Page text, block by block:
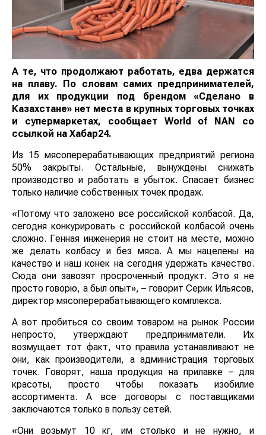
А те, что продолжают работать, едва держатся
на плаву. По словам самих предпринимателей,
для их продукции под брендом «Сделано в
Казахстане» нет места в крупных торговых точках
и супермаркетах, сообщает World of NAN со
ссылкой на Хабар24.
Из 15 мясоперерабатывающих предприятий региона
50% закрыты. Остальные, вынуждены снижать
производство и работать в убыток. Спасает бизнес
только наличие собственных точек продаж.
«Потому что заложено все российской колбасой. Да,
сегодня конкурировать с российской колбасой очень
сложно. Генная инженерия не стоит на месте, можно
же делать колбасу и без мяса. А мы нацелены на
качество и наш конек на сегодня удержать качество.
Сюда они завозят просроченный продукт. Это я не
просто говорю, а был опыт», – говорит Серик Ильясов,
директор мясоперерабатывающего комплекса.
А вот пробиться со своим товаром на рынок России
непросто, утверждают предприниматели. Их
возмущает тот факт, что правила устанавливают не
они, как производители, а администрация торговых
точек. Говорят, наша продукция на прилавке – для
красоты, просто чтобы показать изобилие
ассортимента. А все договоры с поставщиками
заключаются только в пользу сетей.
«Они возьмут 10 кг, им столько и не нужно, и